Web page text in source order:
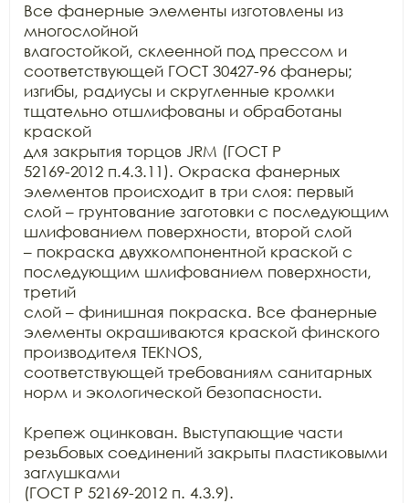
Все фанерные элементы изготовлены из
многослойной
влагостойкой, склеенной под прессом и
соответствующей ГОСТ 30427-96 фанеры;
изгибы, радиусы и скругленные кромки
тщательно отшлифованы и обработаны
краской
для закрытия торцов JRM (ГОСТ Р
52169-2012 п.4.3.11). Окраска фанерных
элементов происходит в три слоя: первый
слой – грунтование заготовки с последующим
шлифованием поверхности, второй слой
– покраска двухкомпонентной краской с
последующим шлифованием поверхности,
третий
слой – финишная покраска. Все фанерные
элементы окрашиваются краской финского
производителя TEKNOS,
соответствующей требованиям санитарных
норм и экологической безопасности.
Крепеж оцинкован. Выступающие части
резьбовых соединений закрыты пластиковыми
заглушками
(ГОСТ Р 52169-2012 п. 4.3.9).